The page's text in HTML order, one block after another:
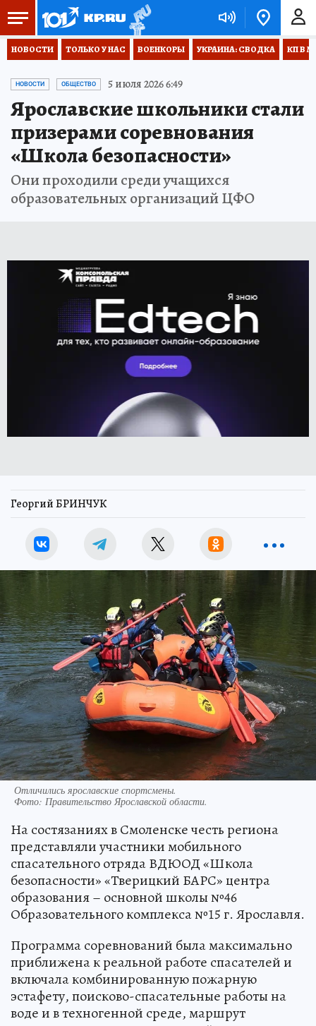
НОВОСТИ ТОЛЬКО У НАС ВОЕНКОРЫ УКРАИНА: СВОДКА КП В
НОВОСТИ ОБЩЕСТВО 5 июля 2026 6:49
Ярославские школьники стали
призерами соревнования
«Школа безопасности»
Они проходили среди учащихся
образовательных организаций ЦФО
Георгий БРИНЧУК
Отличились ярославские спортсмены.
Фото: Правительство Ярославской области.
На состязаниях в Смоленске честь региона
представляли участники мобильного
спасательного отряда ВДЮОД «Школа
безопасности» «Тверицкий БАРС» центра
образования – основной школы №46
Образовательного комплекса №15 г. Ярославля.
Программа соревнований была максимально
приближена к реальной работе спасателей и
включала комбинированную пожарную
эстафету, поисково-спасательные работы на
воде и в техногенной среде, маршрут